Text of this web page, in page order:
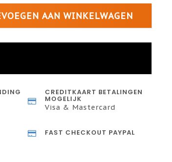
AAN WINKELWAGEN
CREDITKAART BETALINGEN
MOGELIJK
Visa & Mastercard
FAST CHECKOUT PAYPAL